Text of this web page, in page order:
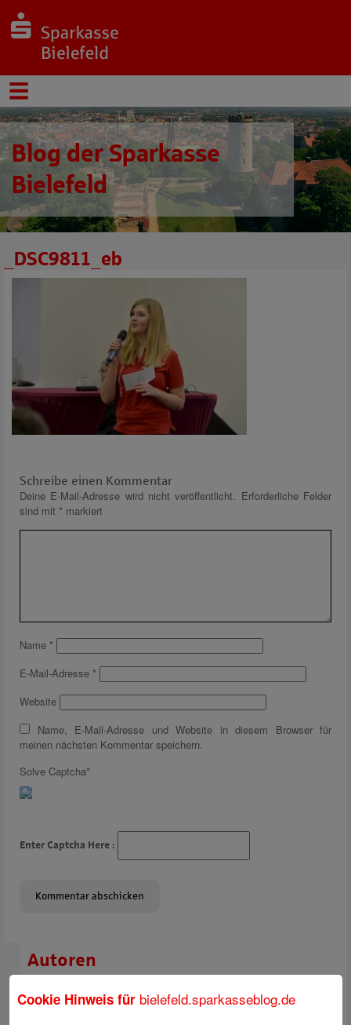
Blog der Sparkasse
Bielefeld
_DSC9811_eb
Schreibe einen Kommentar
Deine E-Mail-Adresse wird nicht veröffentlicht. Erforderliche Felder
sind mit * markiert
Name *
E-Mail-Adresse *
Website
Name, E-Mail-Adresse und Website in diesem Browser für
meinen nächsten Kommentar speichern.
Solve Captcha*
Enter Captcha Here :
Autoren
Cookie Hinweis für bielefeld.sparkasseblog.de